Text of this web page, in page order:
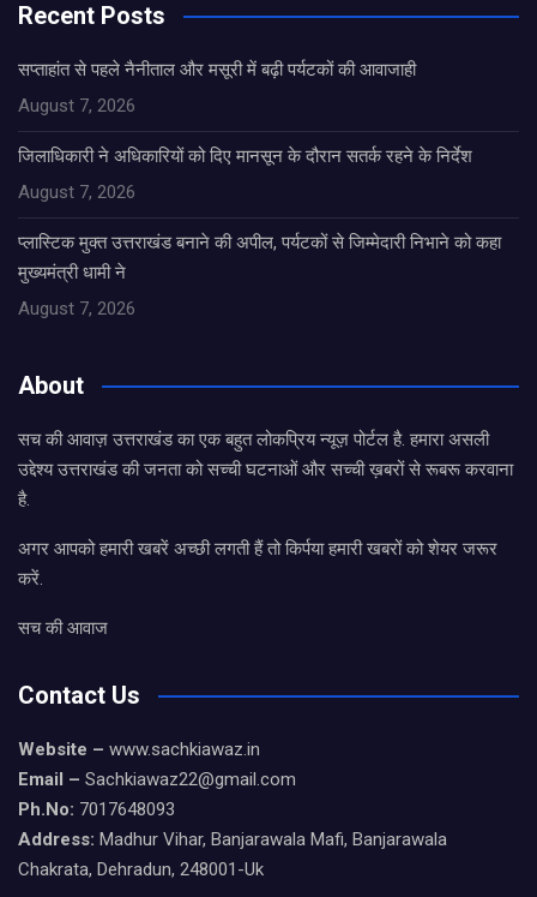
Recent Posts
सप्ताहांत से पहले नैनीताल और मसूरी में बढ़ी पर्यटकों की आवाजाही
August 7, 2026
जिलाधिकारी ने अधिकारियों को दिए मानसून के दौरान सतर्क रहने के निर्देश
August 7, 2026
प्लास्टिक मुक्त उत्तराखंड बनाने की अपील, पर्यटकों से जिम्मेदारी निभाने को कहा
मुख्यमंत्री धामी ने
August 7, 2026
About
सच की आवाज़ उत्तराखंड का एक बहुत लोकप्रिय न्यूज़ पोर्टल है. हमारा असली
उद्देश्य उत्तराखंड की जनता को सच्ची घटनाओं और सच्ची ख़बरों से रूबरू करवाना
है.
अगर आपको हमारी खबरें अच्छी लगती हैं तो किर्पया हमारी खबरों को शेयर जरूर
करें.
सच की आवाज
Contact Us
Website – www.sachkiawaz.in
Email – Sachkiawaz22@gmail.com
Ph.No: 7017648093
Address: Madhur Vihar, Banjarawala Mafi, Banjarawala
Chakrata, Dehradun, 248001-Uk